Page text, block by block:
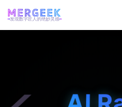
发现数字匠人的绝妙灵感